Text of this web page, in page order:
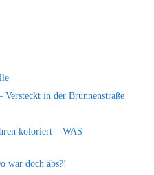
Versteckt in der Brunnenstraße
koloriert – WAS
war doch äbs?!